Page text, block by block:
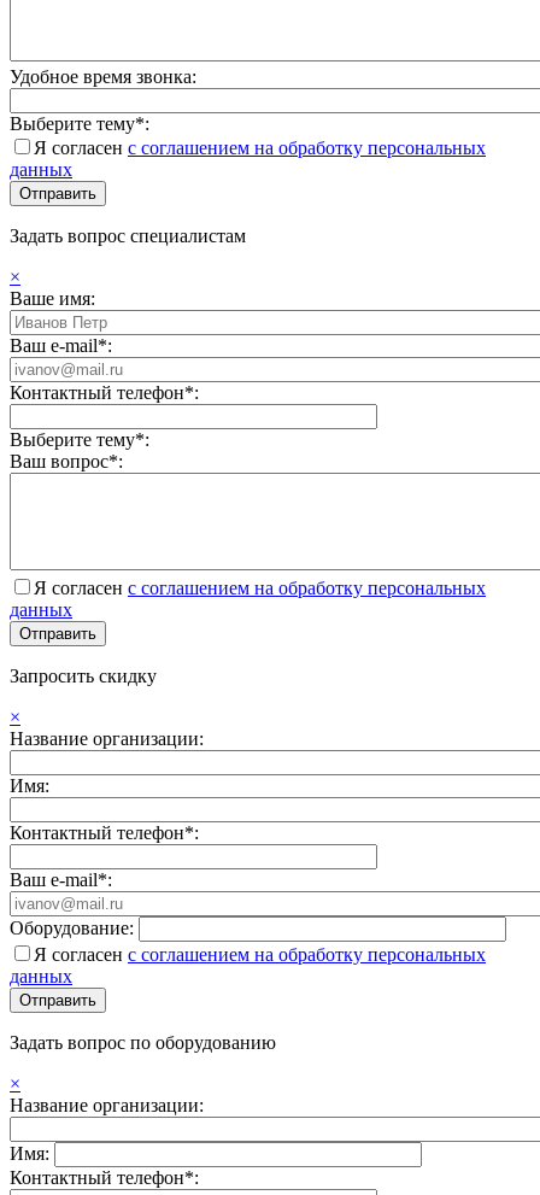
Удобное время звонка:
Выберите тему*:
Я согласен с соглашением на обработку персональных
данных
Задать вопрос специалистам
×
Ваше имя:
Ваш e-mail*:
Контактный телефон*:
Выберите тему*:
Ваш вопрос*:
Я согласен с соглашением на обработку персональных
данных
Запросить скидку
×
Название организации:
Имя:
Контактный телефон*:
Ваш e-mail*:
Оборудование:
Я согласен с соглашением на обработку персональных
данных
Задать вопрос по оборудованию
×
Название организации:
Имя:
Контактный телефон*: